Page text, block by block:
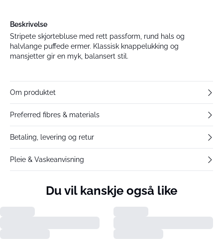
Beskrivelse
Stripete skjortebluse med rett passform, rund hals og
halvlange puffede ermer. Klassisk knappelukking og
mansjetter gir en myk, balansert stil.
Om produktet
Preferred fibres & materials
Betaling, levering og retur
Pleie & Vaskeanvisning
Du vil kanskje også like